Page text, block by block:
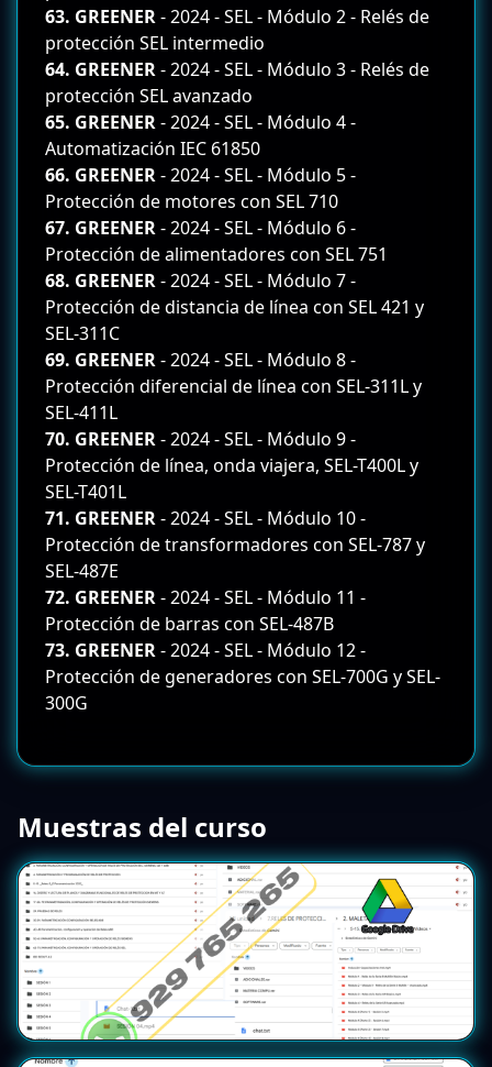
63. GREENER- 2024 - SEL - Módulo 2 - Relés de
protección SEL intermedio
64. GREENER- 2024 - SEL - Módulo 3 - Relés de
protección SEL avanzado
65. GREENER- 2024 - SEL - Módulo 4 -
Automatización IEC 61850
66. GREENER- 2024 - SEL - Módulo 5 -
Protección de motores con SEL 710
67. GREENER- 2024 - SEL - Módulo 6 -
Protección de alimentadores con SEL 751
68. GREENER- 2024 - SEL - Módulo 7 -
Protección de distancia de línea con SEL 421 y
SEL-311C
69. GREENER- 2024 - SEL - Módulo 8 -
Protección diferencial de línea con SEL-311L y
SEL-411L
70. GREENER- 2024 - SEL - Módulo 9 -
Protección de línea, onda viajera, SEL-T400L y
SEL-T401L
71. GREENER- 2024 - SEL - Módulo 10 -
Protección de transformadores con SEL-787 y
SEL-487E
72. GREENER- 2024 - SEL - Módulo 11 -
Protección de barras con SEL-487B
73. GREENER- 2024 - SEL - Módulo 12 -
Protección de generadores con SEL-700G y SEL-
300G
Muestras del curso